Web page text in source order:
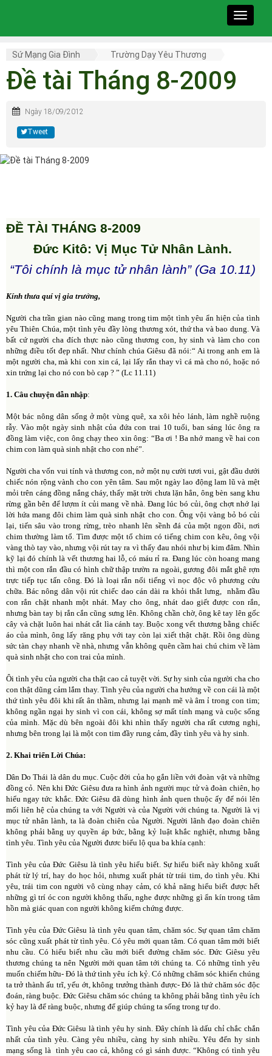
Toggle
Sứ Mạng Gia Đình Trường Dạy Yêu Thương
Đề tài Tháng 8-2009
Ngày 18/09/2012
Tweet
ĐỀ TÀI THÁNG 8-2009
Đức Kitô: Vị Mục Tử Nhân Lành.
“Tôi chính là mục tử nhân lành” (Ga 10.11)
Kính thưa quí vị gia trưởng,
Người cha trần gian nào cũng mang trong tim một tình yêu ẩn hiện của tình
yêu Thiên Chúa, một tình yêu đầy lòng thương xót, thứ tha và bao dung. Và
bất cứ người cha đích thực nào cũng thương con, hy sinh và làm cho con
những điều tốt đẹp nhất. Như chính chúa Giêsu đã nói:“ Ai trong anh em là
một người cha, mà khi con xin cá, lại lấy rắn thay vì cá mà cho nó, hoặc nó
xin trứng lại cho nó con bò cạp ? ” (Lc 11.11)
1. Câu chuyện dẫn nhập:
Một bác nông dân sống ở một vùng quê, xa xôi hẻo lánh, làm nghề ruộng
rẫy. Vào một ngày sinh nhật của đứa con trai 10 tuổi, ban sáng lúc ông ra
đồng làm việc, con ông chạy theo xin ông: “Ba ơi ! Ba nhớ mang về hai con
chim con làm quà sinh nhật cho con nhé”.
Người cha vốn vui tính và thương con, nở một nụ cười tươi vui, gật đầu dưới
chiếc nón rộng vành cho con yên tâm. Sau một ngày lao động lam lũ và mệt
mỏi trên cáng đồng nắng cháy, thấy mặt trời chưa lặn hẳn, ông bèn sang khu
rừng gần bên để lượm ít củi mang về nhà. Đang lúc bó củi, ông chợt nhớ lại
lời hứa mang đôi chim làm quà sinh nhật cho con. Ông vội vàng bỏ bó củi
lại, tiến sâu vào trong rừng, trèo nhanh lên sềnh đá của một ngọn đồi, nơi
chim thường làm tổ. Tìm được một tổ chim có tiếng chim con kêu, ông vội
vàng thò tay vào, nhưng vội rút tay ra vì thấy đau nhói như bị kim đâm. Nhìn
kỹ lại đó chính là vết thương hai lỗ, có máu rỉ ra. Đang lúc còn hoang mang
thì một con rắn đầu có hình chữ thập trườn ra ngoài, gương đôi mắt ghê rợn
trực tiếp tục tấn công. Đó là loại rắn nổi tiếng vì nọc độc vô phương cứu
chữa. Bác nông dân vội rút chiếc dao cán dài ra khỏi thắt lưng, nhằm đầu
con rắn chặt nhanh một nhát. May cho ông, nhát dao giết được con rắn,
nhưng bàn tay bị rắn cắn cũng sưng lên. Không chần chờ, ông kê tay lên gốc
cây và chặt luôn hai nhát cắt lìa cánh tay. Buộc xong vết thương bằng chiếc
áo của mình, ông lấy răng phụ với tay còn lại xiết thật chặt. Rồi ông dùng
sức tàn chạy nhanh về nhà, nhưng vẫn không quên cầm hai chú chim về làm
quà sinh nhật cho con trai của mình.
Ôi tình yêu của người cha thật cao cả tuyệt vời. Sự hy sinh của người cha cho
con thật dũng cảm lắm thay. Tình yêu của người cha hướng về con cái là một
thứ tình yêu đôi khi rất ân thầm, nhưng lại mạnh mẽ và âm ỉ trong con tim;
không ngần ngại hy sinh vì con cái, không sợ mất tính mạng và cuộc sống
của mình. Mặc dù bên ngoài đôi khi nhìn thấy người cha rất cương nghị,
nhưng bên trong lại là một con tim đầy rung cảm, đầy tình yêu và hy sinh.
2. Khai triển Lời Chúa:
Dân Do Thái là dân du mục. Cuộc đời của họ gắn liền với đoàn vật và những
đồng cỏ. Nên khi Đức Giêsu đưa ra hình ảnh người mục tử và đoàn chiên, họ
hiểu ngay tức khắc. Đức Giêsu đã dùng hình ảnh quen thuộc ấy để nói lên
mối liên hệ của chúng ta với Người và của Người với chúng ta. Người là vị
mục tử nhân lành, ta là đoàn chiên của Người. Người lãnh đạo đoàn chiên
không phải bằng uy quyền áp bức, bằng kỷ luật khắc nghiệt, nhưng bằng
tình yêu. Tình yêu của Người đươc biểu lộ qua ba khía cạnh:
Tình yêu của Đức Giêsu là tình yêu hiểu biết. Sự hiểu biết này không xuất
phát từ lý trí, hay do học hỏi, nhưng xuất phát từ trái tim, do tình yêu. Khi
yêu, trái tim con người vô cùng nhạy cảm, có khả năng hiểu biết được hết
những gì trí óc con người không thấu, nghe được những gì ẩn kín trong tâm
hồn mà giác quan con người không kiểm chứng được.
Tình yêu của Đức Giêsu là tình yêu quan tâm, chăm sóc. Sự quan tâm chăm
sóc cũng xuất phát từ tình yêu. Có yêu mới quan tâm. Có quan tâm mới biết
nhu cầu. Có hiểu biết nhu cầu mới biết đường chăm sóc. Đức Giêsu yêu
thương chúng ta nên Người mới quan tâm tới chúng ta. Có những tình yêu
muốn chiếm hữu- Đó là thứ tình yêu ích kỷ. Có những chăm sóc khiến chúng
ta trở thành ấu trĩ, yếu ớt, không trưởng thành được- Đó là thứ chăm sóc độc
đoán, ràng buộc. Đức Giêsu chăm sóc chúng ta không phải bằng tình yêu ích
kỷ hay là để ràng buộc, nhưng để giúp chúng ta sống trong tự do.
Tình yêu của Đức Giêsu là tình yêu hy sinh. Đây chính là dấu chỉ chắc chắn
nhất của tình yêu. Càng yêu nhiều, càng hy sinh nhiều. Yêu đến hy sinh
mạng sống là tình yêu cao cả, không có gì sánh được. “Không có tình yêu